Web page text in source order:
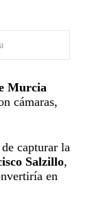
Murcia
cámaras,
capturar la
Salzillo,
en